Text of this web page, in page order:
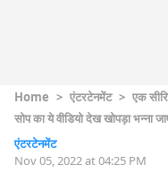
Home > एंटरटेनमेंट > एक
सोप का ये वीडियो देख खोपड़ा भन्ना
एंटरटेनमेंट
Nov 05, 2022 at 04:25 PM